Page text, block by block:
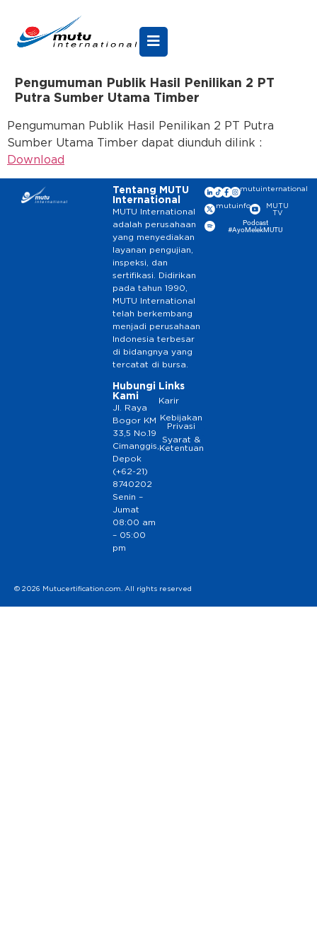
Pengumuman Publik Hasil Penilikan 2 PT
Putra Sumber Utama Timber
Pengumuman Publik Hasil Penilikan 2 PT Putra
Sumber Utama Timber dapat diunduh dilink :
Download
Tentang MUTU
International
MUTU International
adalah perusahaan
yang menyediakan
layanan pengujian,
inspeksi, dan
sertifikasi. Didirikan
pada tahun 1990,
MUTU International
telah berkembang
menjadi perusahaan
Indonesia terbesar
di bidangnya yang
tercatat di bursa.
Hubungi
Kami
Jl. Raya
Bogor KM
33,5 No.19
Cimanggis,
Depok
(+62-21)
8740202
Senin –
Jumat
08:00 am
– 05:00
pm
Links
Karir
Kebijakan
Privasi
Syarat &
Ketentuan
mutuinternational
mutuinfo
MUTU
TV
Podcast
#AyoMelekMUTU
© 2026 Mutucertification.com. All rights reserved